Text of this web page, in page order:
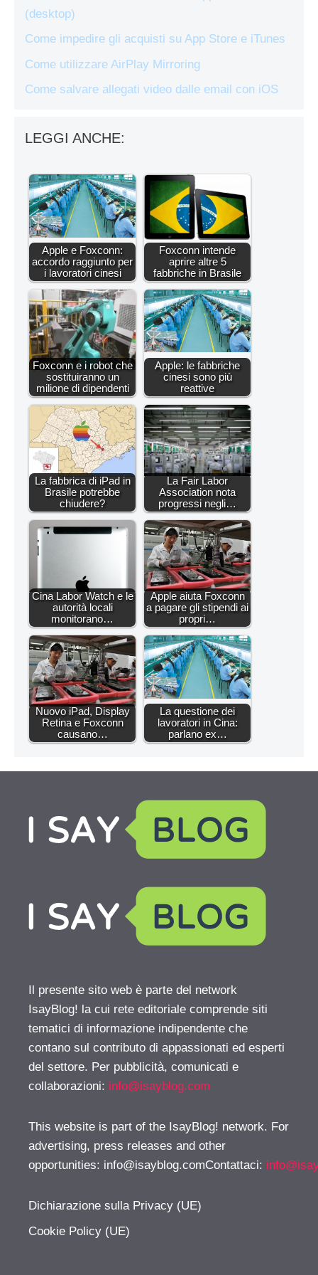
(desktop)
Come impedire gli acquisti su App Store e iTunes
Come utilizzare AirPlay Mirroring
Come salvare allegati video dalle email con iOS
LEGGI ANCHE:
Apple e Foxconn:
accordo raggiunto per
i lavoratori cinesi
Foxconn intende
aprire altre 5
fabbriche in Brasile
Foxconn e i robot che
sostituiranno un
milione di dipendenti
Apple: le fabbriche
cinesi sono più
reattive
La fabbrica di iPad in
Brasile potrebbe
chiudere?
La Fair Labor
Association nota
progressi negli…
Cina Labor Watch e le
autorità locali
monitorano…
Apple aiuta Foxconn
a pagare gli stipendi ai
propri…
Nuovo iPad, Display
Retina e Foxconn
causano…
La questione dei
lavoratori in Cina:
parlano ex…
Il presente sito web è parte del network
IsayBlog! la cui rete editoriale comprende siti
tematici di informazione indipendente che
contano sul contributo di appassionati ed esperti
del settore. Per pubblicità, comunicati e
collaborazioni: info@isayblog.com
This website is part of the IsayBlog! network. For
advertising, press releases and other
opportunities: info@isayblog.comContattaci:
Dichiarazione sulla Privacy (UE)
Cookie Policy (UE)